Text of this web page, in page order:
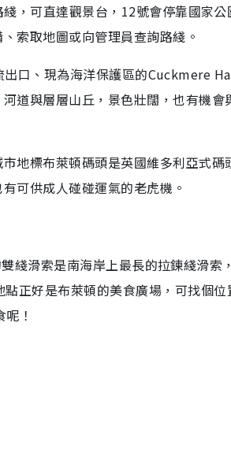
，可直達觀景台，12號會停靠國家公
索取地圖或向管理員查詢路綫。
口、現為海洋保護區的Cuckmere
道與層層山丘，景色壯闊，也有機會
地標布萊頓碼頭是英國維多利亞式碼
可供成人碰碰運氣的老虎機。
綫滑索是南海岸上最長的拉鍊綫滑索
正好是布萊頓的美食廣場，可找個位
！